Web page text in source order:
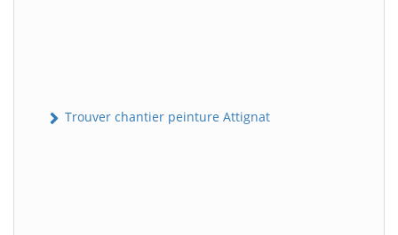
Trouver chantier peinture Attignat